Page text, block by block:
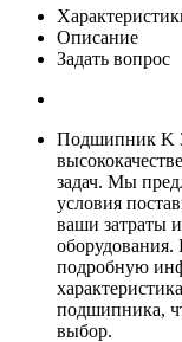
Описание
Задать вопрос
Подшипник K
задач. Мы
условия
ваши затраты
подробную
подшипника,
выбор.